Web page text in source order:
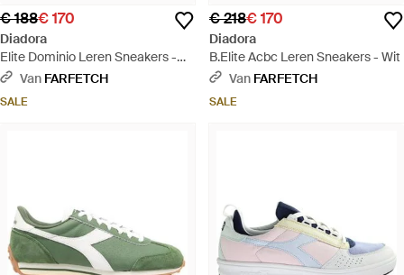
€ 188€ 170
Diadora
Elite Dominio Leren Sneakers -
Wit Van FARFETCH
SALE
€ 218€ 170
Diadora
B.Elite Acbc Leren Sneakers - Wit
Van FARFETCH
SALE